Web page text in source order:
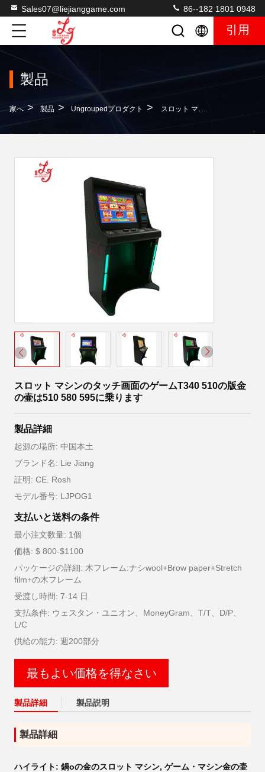
Sales07@liejianggame.com 86--182 1801 0948
引用
製品
家へ > 製品 > Ungroupedプロダクト > スロット マシンのタッチ画面のゲームT340 510の版金の壷は510 580 595に乗ります
スロット マシンのタッチ画面のゲームT340 510の版金
の壷は510 580 595に乗ります
製品詳細
起源の場所: 中国本土
ブランド名: Lie Jiang
証明: CE. Rosh
モデル番号: LJPOG1
支払いと送料の条件
最小注文数量: 1個
価格: $ 800-$1100
パッケージの詳細: 木フレーム:ナシwool+Brow paper+Stretch
film+の木フレーム
受渡し時間: 7-14 日
支払条件: ウェスタン・ユニオン、MoneyGram、T/T、D/P、
L/C
供給の能力: 週200部分
最もよい価格を得なさい
製品詳細 製品説明
製品詳細
ハイライト: 鍋oの金のスロット マシン, ゲーム・マシン金の壷